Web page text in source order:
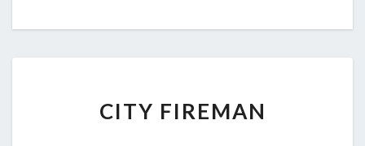
FIREMAN
CITY FIREMAN